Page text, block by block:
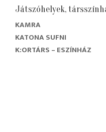
Játszóhelyek,
KAMRA
KATONA SUFNI
K:ORTÁRS – ESZÍNHÁZ